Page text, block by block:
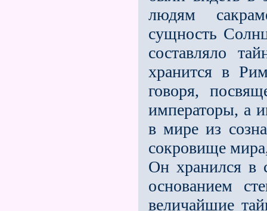
людям
сущность
составляло
хранится в
говоря,
императоры, а
в мире из
сокровище
Он хранился в
основани­ем
величайшие